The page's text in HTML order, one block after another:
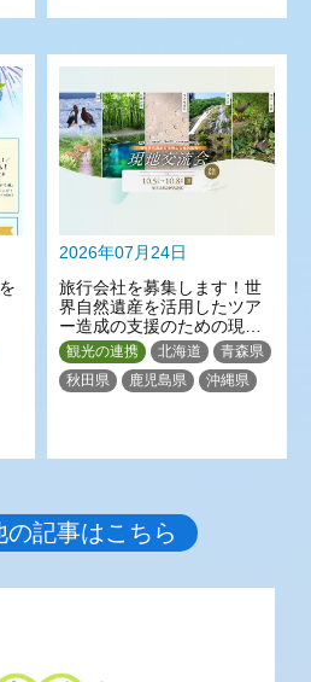
三重県
滋賀県
大阪府
大分県
2026年07月24日
旅行会社を募集します！世
界自然遺産を活用したツア
ー造成の支援のための現地
交流会（奄美大島）
観光の連携 北海道
青森県
秋田県
鹿児島県 沖縄県
の記事はこちら